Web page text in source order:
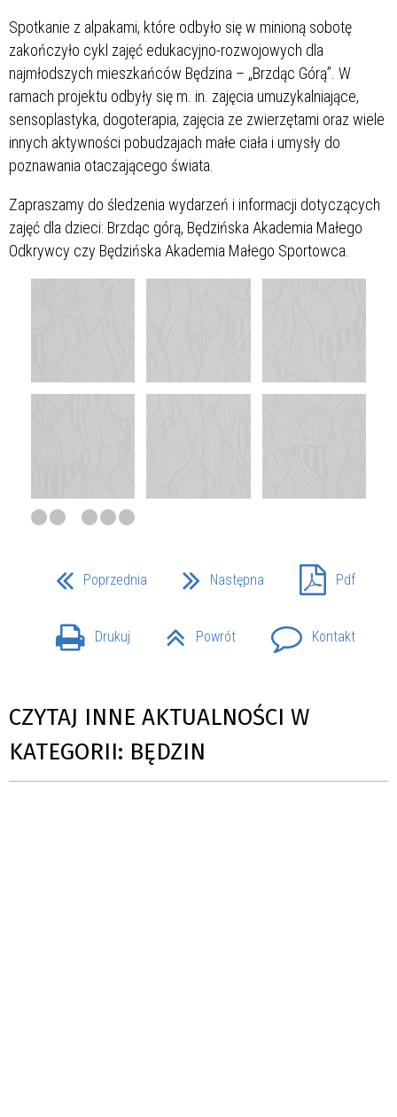
Spotkanie z alpakami, które odbyło się w minioną sobotę
zakończyło cykl zajęć edukacyjno-rozwojowych dla
najmłodszych mieszkańców Będzina – „Brzdąc Górą”. W
ramach projektu odbyły się m. in. zajęcia umuzykalniające,
sensoplastyka, dogoterapia, zajęcia ze zwierzętami oraz wiele
innych aktywności pobudzajach małe ciała i umysły do
poznawania otaczającego świata.
Zapraszamy do śledzenia wydarzeń i informacji dotyczących
zajęć dla dzieci: Brzdąc górą, Będzińska Akademia Małego
Odkrywcy czy Będzińska Akademia Małego Sportowca.
Poprzednia Następna Pdf
Drukuj Powrót Kontakt
CZYTAJ INNE AKTUALNOŚCI W
KATEGORII: BĘDZIN